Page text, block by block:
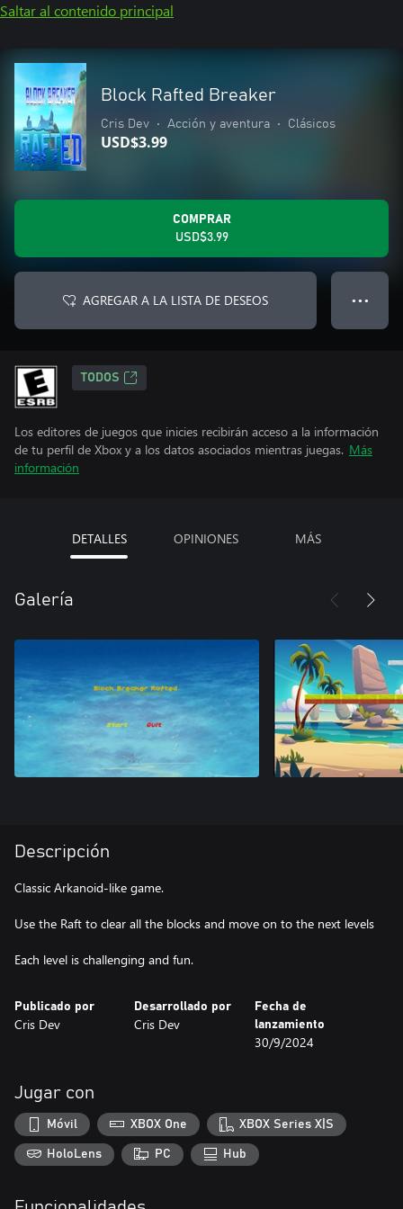
Saltar al contenido principal
Block Rafted Breaker
Cris Dev • Acción y aventura • Clásicos
USD$3.99
COMPRAR
USD$3.99
AGREGAR A LA LISTA DE DESEOS ● ● ●
TODOS
Los editores de juegos que inicies recibirán acceso a la información
de tu perfil de Xbox y a los datos asociados mientras juegas. Más
información
DETALLES OPINIONES MÁS
Galería
Descripción
Classic Arkanoid-like game.
Use the Raft to clear all the blocks and move on to the next levels
Each level is challenging and fun.
Publicado por
Cris Dev
Desarrollado por
Cris Dev
Fecha de
lanzamiento
30/9/2024
Jugar con
Móvil XBOX One XBOX Series X|S
HoloLens PC Hub